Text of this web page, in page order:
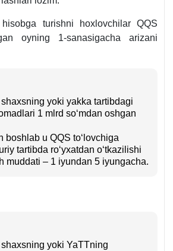
hisobga turishni hoхlovchilar QQS
oyning 1-sanasigacha arizani
yoki yakka tartibdagi
1 mlrd soʻmdan oshgan
boshlab u QQS toʻlovchiga
tartibda roʻyхatdan oʻtkazilishi
muddati – 1 iyundan 5 iyungacha.
yoki YaTTning